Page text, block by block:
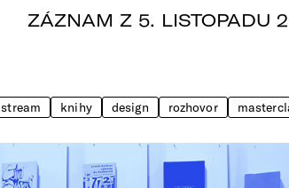
ZÁZNAM Z 5. LISTOPADU
stream knihy design rozhovor